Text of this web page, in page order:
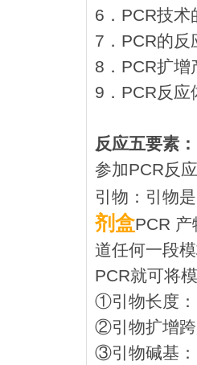
6．PCR技术
7．PCR的反
8．PCR扩增
9．PCR反应
反应五要素：
参加PCR反
引物：引物
剂盒PCR
道任何一段
PCR就可将
①引物长度
②引物扩增跨
③引物碱基：